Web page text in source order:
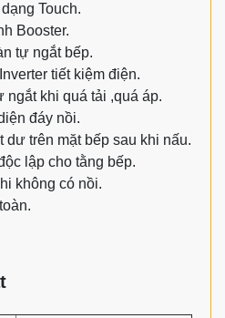
Touch.
Booster.
tự ngắt bếp.
tiết kiệm điện.
khi quá tải ,quá áp.
đáy nồi.
trên mặt bếp sau khi nấu.
lập cho tằng bếp.
không có nồi.